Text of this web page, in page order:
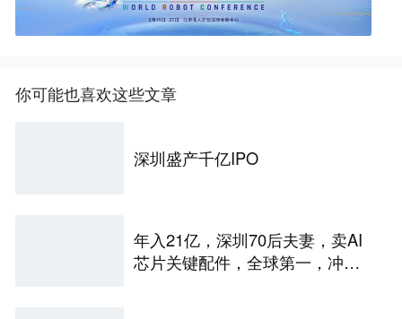
你可能也喜欢这些文章
深圳盛产千亿IPO
年入21亿，深圳70后夫妻，卖AI
芯片关键配件，全球第一，冲刺